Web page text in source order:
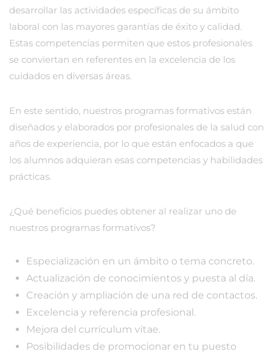
desarrollar las actividades específicas de su ámbito
laboral con las mayores garantías de éxito y calidad.
Estas competencias permiten que estos profesionales
se conviertan en referentes en la excelencia de los
cuidados en diversas áreas.
En este sentido, nuestros programas formativos están
diseñados y elaborados por profesionales de la salud con
años de experiencia, por lo que están enfocados a que
los alumnos adquieran esas competencias y habilidades
prácticas.
¿Qué beneficios puedes obtener al realizar uno de
nuestros programas formativos?
Especialización en un ámbito o tema concreto.
Actualización de conocimientos y puesta al día.
Creación y ampliación de una red de contactos.
Excelencia y referencia profesional.
Mejora del currículum vitae.
Posibilidades de promocionar en tu puesto